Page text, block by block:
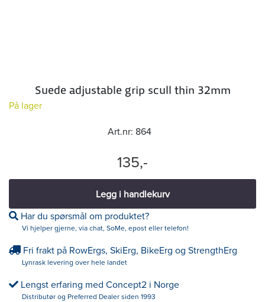
Suede adjustable grip scull thin 32mm
På lager
Art.nr: 864
135,-
Legg i handlekurv
Har du spørsmål om produktet?
Vi hjelper gjerne, via chat, SoMe, epost eller telefon!
Fri frakt på RowErgs, SkiErg, BikeErg og StrengthErg
Lynrask levering over hele landet
Lengst erfaring med Concept2 i Norge
Distributør og Preferred Dealer siden 1993